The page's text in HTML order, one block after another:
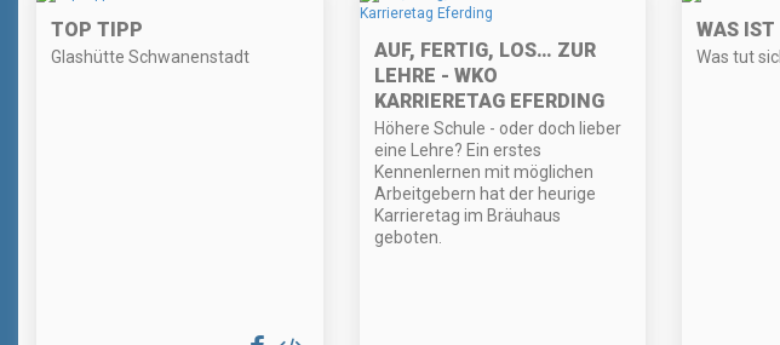
TOP TIPP
Glashütte Schwanenstadt
AUF, FERTIG, LOS… ZUR
LEHRE - WKO
KARRIERETAG EFERDING
Höhere Schule - oder doch lieber
eine Lehre? Ein erstes
Kennenlernen mit möglichen
Arbeitgebern hat der heurige
Karrieretag im Bräuhaus
geboten.
WAS IST
Was tut